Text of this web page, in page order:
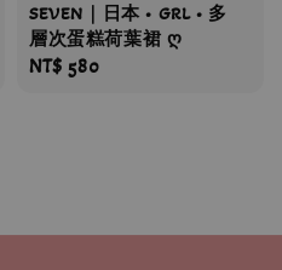
SEVEN｜日本 • GRL • 多
層次蛋糕荷葉裙 ღ
Regular
NT$ 580